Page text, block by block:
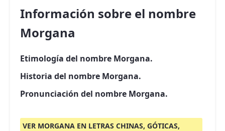
Información sobre el nombre
Morgana
Etimología del nombre Morgana.
Historia del nombre Morgana.
Pronunciación del nombre Morgana.
VER MORGANA EN LETRAS CHINAS, GÓTICAS,